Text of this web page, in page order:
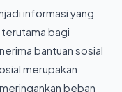
informasi yang
bagi
bantuan sosial
merupakan
beban